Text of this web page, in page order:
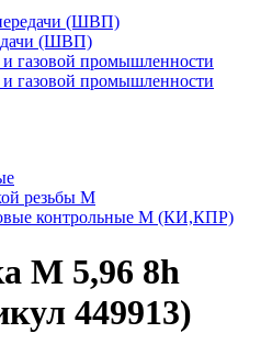
(ШВП)
(ШВП)
газовой промышленности
газовой промышленности
резьбы М
контрольные М (КИ,КПР)
М 5,96 8h
449913)